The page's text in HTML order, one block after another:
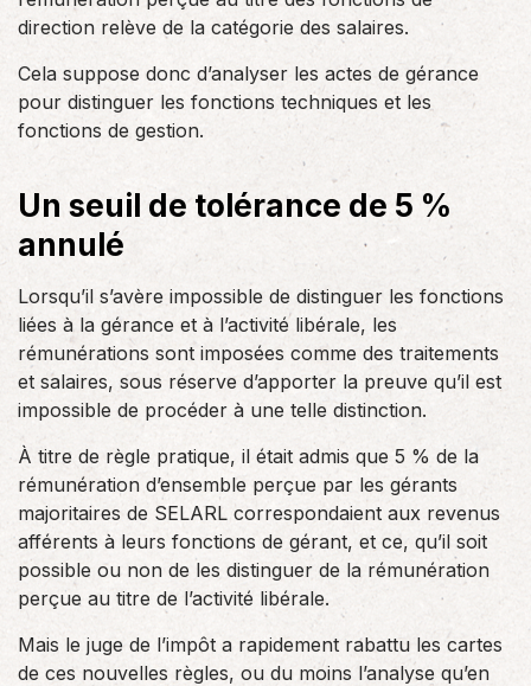
direction relève de la catégorie des salaires.
Cela suppose donc d’analyser les actes de gérance
pour distinguer les fonctions techniques et les
fonctions de gestion.
Un seuil de tolérance de 5 %
annulé
Lorsqu’il s’avère impossible de distinguer les fonctions
liées à la gérance et à l’activité libérale, les
rémunérations sont imposées comme des traitements
et salaires, sous réserve d’apporter la preuve qu’il est
impossible de procéder à une telle distinction.
À titre de règle pratique, il était admis que 5 % de la
rémunération d’ensemble perçue par les gérants
majoritaires de SELARL correspondaient aux revenus
afférents à leurs fonctions de gérant, et ce, qu’il soit
possible ou non de les distinguer de la rémunération
perçue au titre de l’activité libérale.
Mais le juge de l’impôt a rapidement rabattu les cartes
de ces nouvelles règles, ou du moins l’analyse qu’en